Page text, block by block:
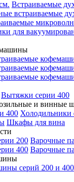
Встраиваемые
встраиваемые
для
Вытяжки серии 400
и винные
400 Холодильники
Шкафы для вина
200 Варочные
400 Варочные
серий 200 и 400